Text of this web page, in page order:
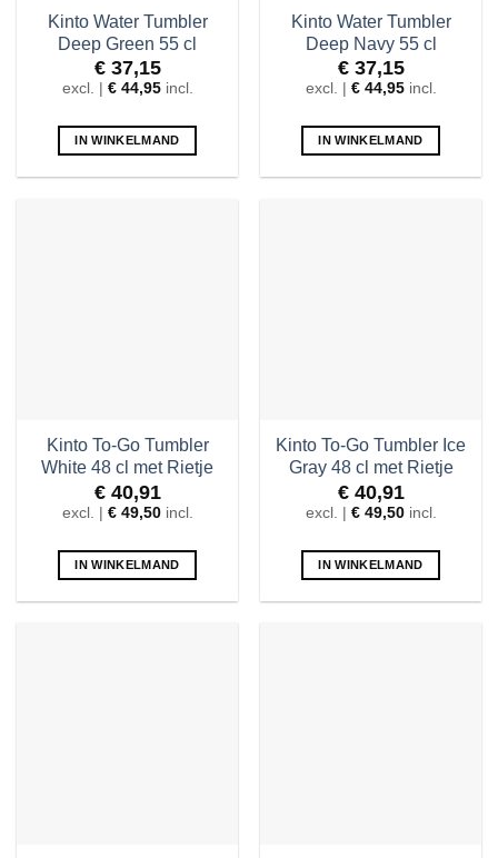
Kinto Water Tumbler
Deep Green 55 cl
€37,15
excl. | €44,95incl.
IN WINKELMAND
Kinto Water Tumbler
Deep Navy 55 cl
€37,15
excl. | €44,95incl.
IN WINKELMAND
Kinto To-Go Tumbler
White 48 cl met Rietje
€40,91
excl. | €49,50incl.
IN WINKELMAND
Kinto To-Go Tumbler Ice
Gray 48 cl met Rietje
€40,91
excl. | €49,50incl.
IN WINKELMAND